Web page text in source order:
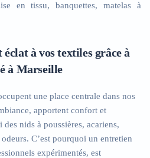
en tissu, banquettes, matelas à
à vos textiles grâce à
à Marseille
une place centrale dans nos
apportent confort et
nids à poussières, acariens,
C’est pourquoi un entretien
expérimentés, est